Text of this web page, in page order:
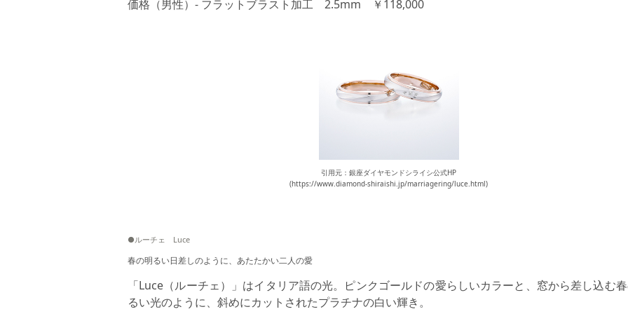
価格（男性）- フラットブラスト加工 2.5mm ￥118,000
引用元：銀座ダイヤモンドシライシ公式HP
(https://www.diamond-shiraishi.jp/marriagering/luce.html)
●ルーチェ Luce
春の明るい日差しのように、あたたかい二人の愛
「Luce（ルーチェ）」はイタリア語の光。ピンクゴールドの愛らしいカラーと、窓から差し込む
るい光のように、斜めにカットされたプラチナの白い輝き。